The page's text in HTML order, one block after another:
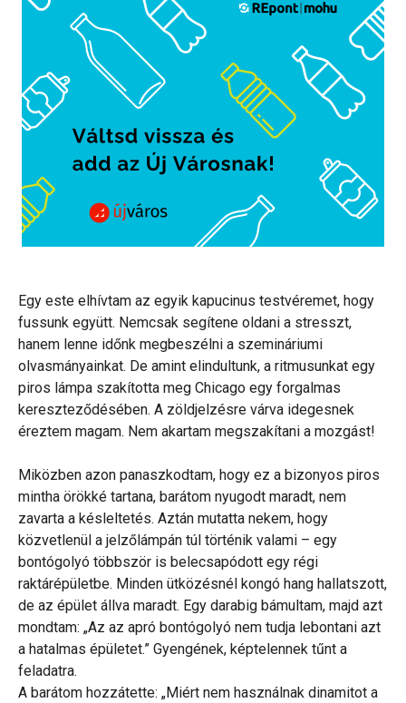
Egy este elhívtam az egyik kapucinus testvéremet, hogy
fussunk együtt. Nemcsak segítene oldani a stresszt,
hanem lenne időnk megbeszélni a szemináriumi
olvasmányainkat. De amint elindultunk, a ritmusunkat egy
piros lámpa szakította meg Chicago egy forgalmas
kereszteződésében. A zöldjelzésre várva idegesnek
éreztem magam. Nem akartam megszakítani a mozgást!
Miközben azon panaszkodtam, hogy ez a bizonyos piros
mintha örökké tartana, barátom nyugodt maradt, nem
zavarta a késleltetés. Aztán mutatta nekem, hogy
közvetlenül a jelzőlámpán túl történik valami – egy
bontógolyó többször is belecsapódott egy régi
raktárépületbe. Minden ütközésnél kongó hang hallatszott,
de az épület állva maradt. Egy darabig bámultam, majd azt
mondtam: „Az az apró bontógolyó nem tudja lebontani azt
a hatalmas épületet.” Gyengének, képtelennek tűnt a
feladatra.
A barátom hozzátette: „Miért nem használnak dinamitot a